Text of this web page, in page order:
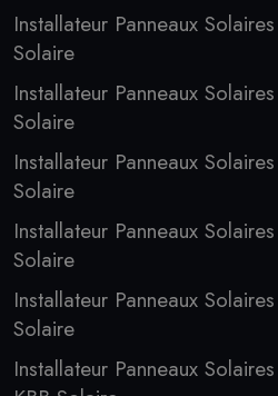
Installateur Panneaux
Solaire
Installateur Panneaux
Solaire
Installateur Panneaux
Solaire
Installateur Panneaux
Solaire
Installateur Panneaux
Solaire
Installateur Panneaux